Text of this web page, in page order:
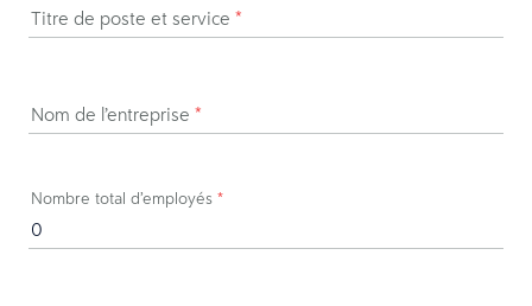
Titre de poste et service *
Nom de l’entreprise *
Nombre total d’employés *